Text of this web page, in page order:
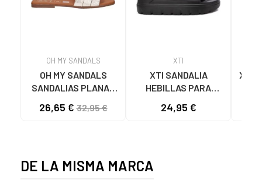
OH MY SANDALS
OH MY SANDALS
SANDALIAS PLANAS
DOYA CHAMPAN
26,65 €32,95 €
XTI
XTI SANDALIA
HEBILLAS PARA
24,95 €
XTI
DE LA MISMA MARCA